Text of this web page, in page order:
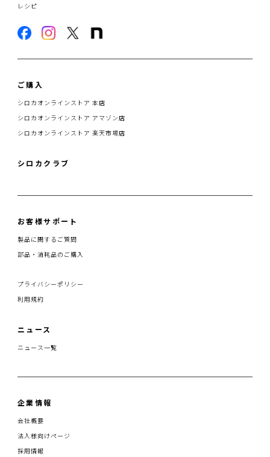
レシピ
ご購入
シロカオンラインストア 本店
シロカオンラインストア アマゾン店
シロカオンラインストア 楽天市場店
シロカクラブ
お客様サポート
製品に関するご質問
部品・消耗品のご購入
プライバシーポリシー
利用規約
ニュース
ニュース一覧
企業情報
会社概要
法人様向けページ
採用情報